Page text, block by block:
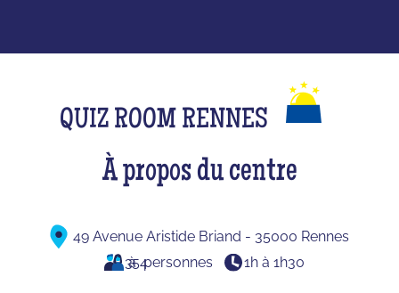
QUIZ ROOM RENNES
À propos du centre
49 Avenue Aristide Briand - 35000 Rennes
3à54personnes 1h à 1h30